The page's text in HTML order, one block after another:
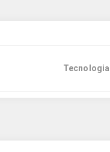
Tecnologia